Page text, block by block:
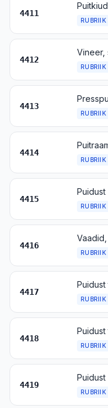
4411
RUBRIIK
4412
RUBRIIK
4413
RUBRIIK
4414
RUBRIIK
4415
RUBRIIK
4416
RUBRIIK
4417
RUBRIIK
4418
RUBRIIK
4419
RUBRIIK